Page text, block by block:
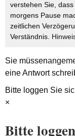
verstehen Sie,
morgens Pause
zeitlichen
Verständnis.
Sie müssen
eine Antwort
Bitte loggen Sie
×
Bitte